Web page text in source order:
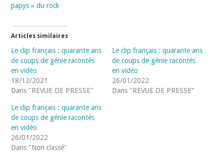
papys » du rock
Articles similaires
Le clip français : quarante ans
de coups de génie racontés
en vidéo
18/12/2021
Dans "REVUE DE PRESSE"
Le clip français : quarante ans
de coups de génie racontés
en vidéo
26/01/2022
Dans "REVUE DE PRESSE"
Le clip français : quarante ans
de coups de génie racontés
en vidéo
26/01/2022
Dans "Non classé"